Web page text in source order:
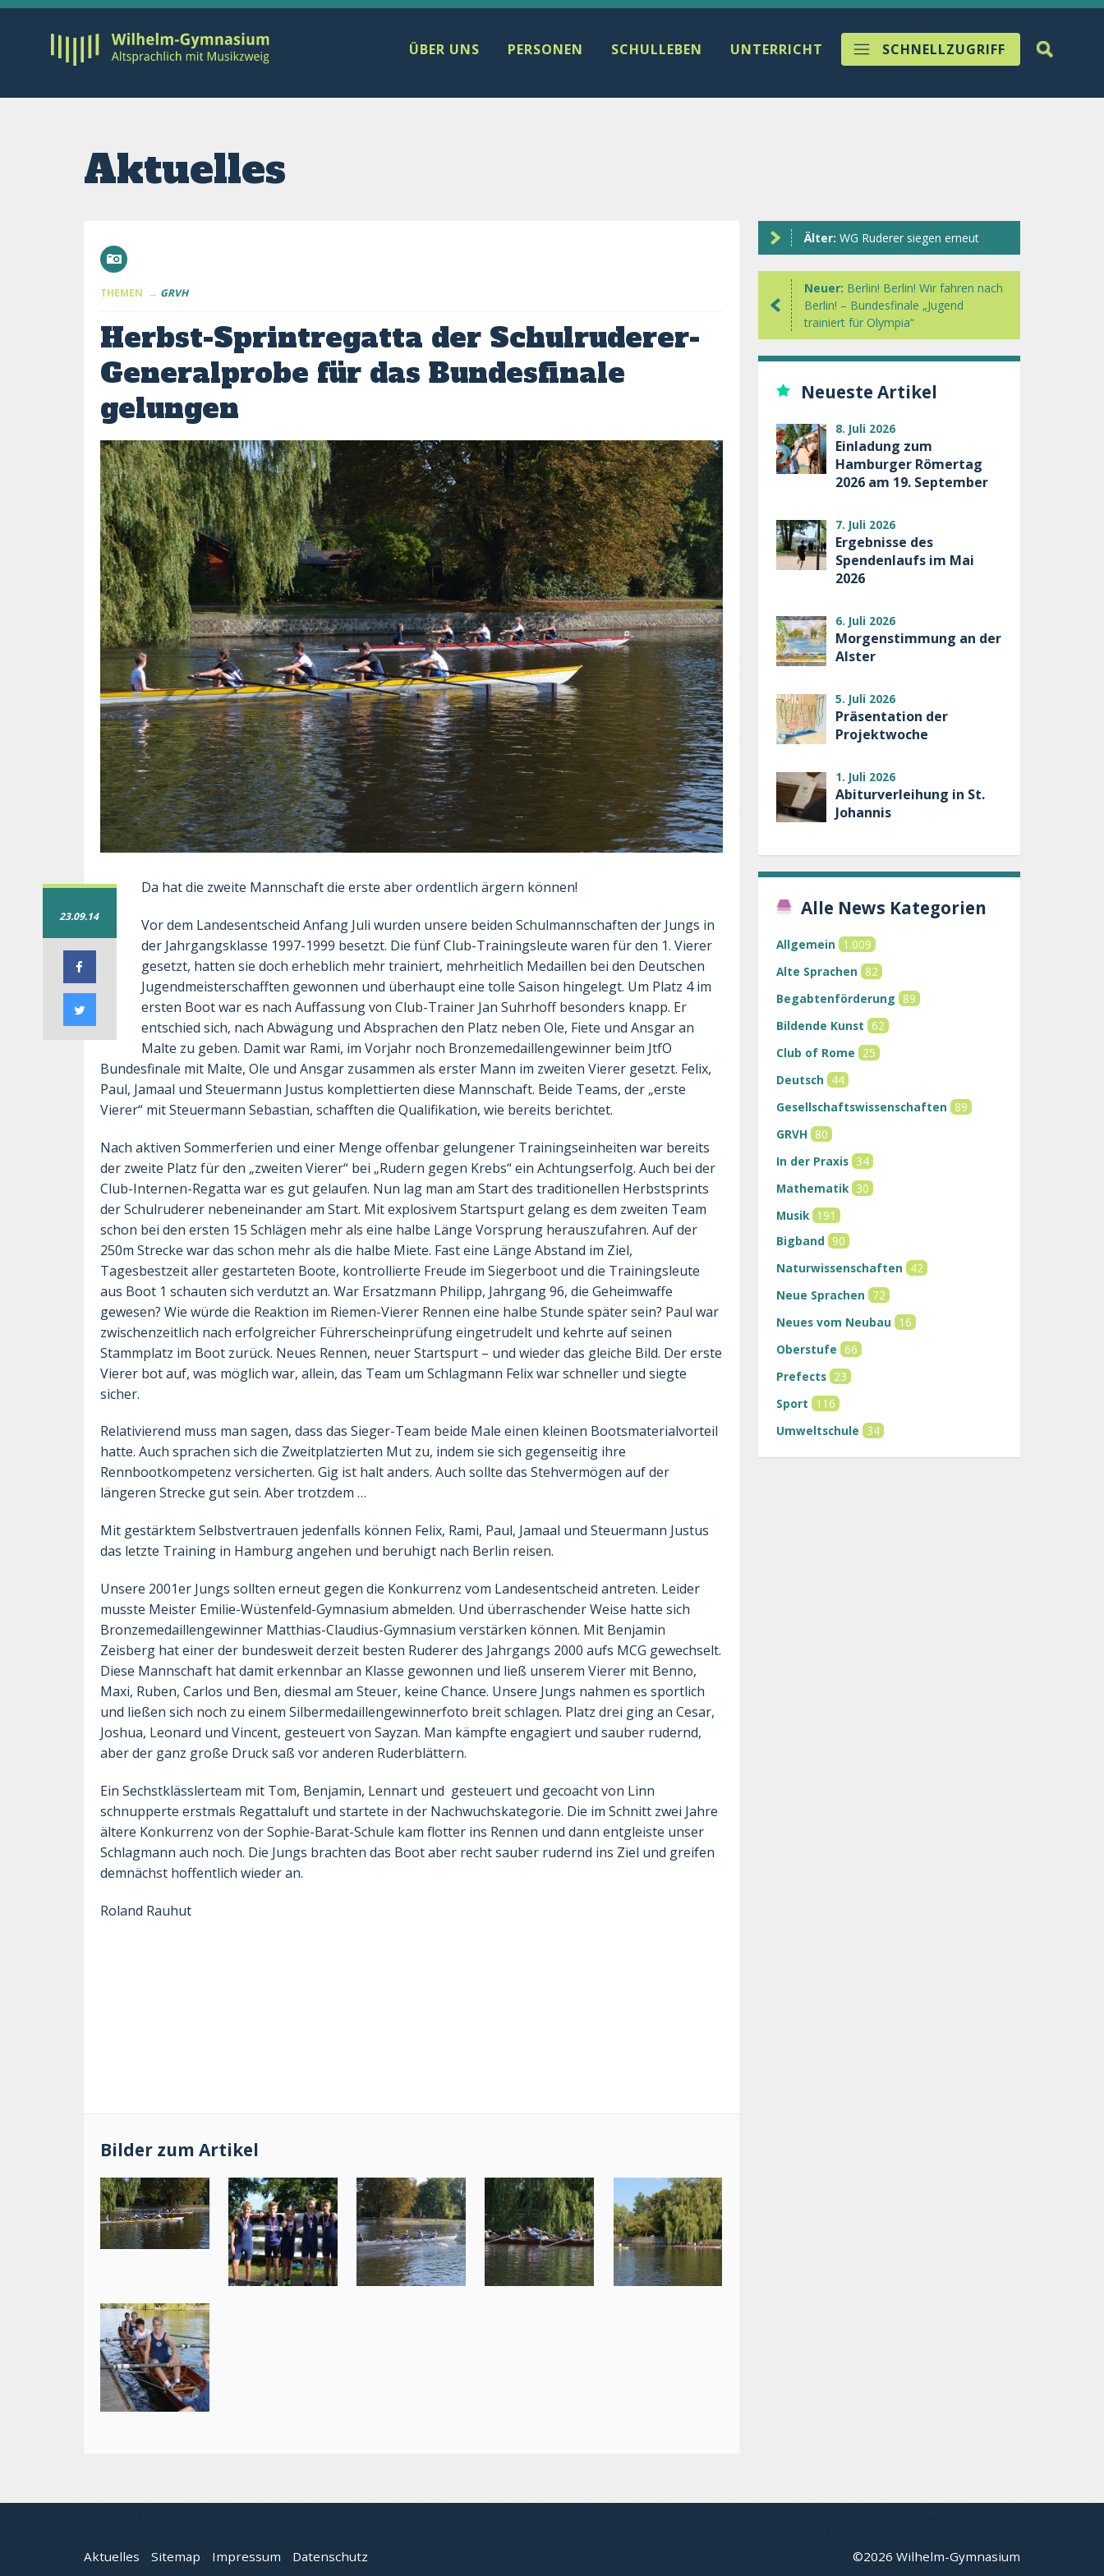
ÜBER UNS PERSONEN SCHULLEBEN UNTERRICHT SCHNELLZUGRIFF
Aktuelles
THEMEN → GRVH
Herbst-Sprintregatta der Schulruderer-
Generalprobe für das Bundesfinale
gelungen
23.09.14
Da hat die zweite Mannschaft die erste aber ordentlich ärgern können!
Vor dem Landesentscheid Anfang Juli wurden unsere beiden Schulmannschaften der Jungs in
der Jahrgangsklasse 1997-1999 besetzt. Die fünf Club-Trainingsleute waren für den 1. Vierer
gesetzt, hatten sie doch erheblich mehr trainiert, mehrheitlich Medaillen bei den Deutschen
Jugendmeisterschafften gewonnen und überhaupt eine tolle Saison hingelegt. Um Platz 4 im
ersten Boot war es nach Auffassung von Club-Trainer Jan Suhrhoff besonders knapp. Er
entschied sich, nach Abwägung und Absprachen den Platz neben Ole, Fiete und Ansgar an
Malte zu geben. Damit war Rami, im Vorjahr noch Bronzemedaillengewinner beim JtfO
Bundesfinale mit Malte, Ole und Ansgar zusammen als erster Mann im zweiten Vierer gesetzt. Felix,
Paul, Jamaal und Steuermann Justus komplettierten diese Mannschaft. Beide Teams, der „erste
Vierer“ mit Steuermann Sebastian, schafften die Qualifikation, wie bereits berichtet.
Nach aktiven Sommerferien und einer Menge offenbar gelungener Trainingseinheiten war bereits
der zweite Platz für den „zweiten Vierer“ bei „Rudern gegen Krebs“ ein Achtungserfolg. Auch bei der
Club-Internen-Regatta war es gut gelaufen. Nun lag man am Start des traditionellen Herbstsprints
der Schulruderer nebeneinander am Start. Mit explosivem Startspurt gelang es dem zweiten Team
schon bei den ersten 15 Schlägen mehr als eine halbe Länge Vorsprung herauszufahren. Auf der
250m Strecke war das schon mehr als die halbe Miete. Fast eine Länge Abstand im Ziel,
Tagesbestzeit aller gestarteten Boote, kontrollierte Freude im Siegerboot und die Trainingsleute
aus Boot 1 schauten sich verdutzt an. War Ersatzmann Philipp, Jahrgang 96, die Geheimwaffe
gewesen? Wie würde die Reaktion im Riemen-Vierer Rennen eine halbe Stunde später sein? Paul war
zwischenzeitlich nach erfolgreicher Führerscheinprüfung eingetrudelt und kehrte auf seinen
Stammplatz im Boot zurück. Neues Rennen, neuer Startspurt – und wieder das gleiche Bild. Der erste
Vierer bot auf, was möglich war, allein, das Team um Schlagmann Felix war schneller und siegte
sicher.
Relativierend muss man sagen, dass das Sieger-Team beide Male einen kleinen Bootsmaterialvorteil
hatte. Auch sprachen sich die Zweitplatzierten Mut zu, indem sie sich gegenseitig ihre
Rennbootkompetenz versicherten. Gig ist halt anders. Auch sollte das Stehvermögen auf der
längeren Strecke gut sein. Aber trotzdem …
Mit gestärktem Selbstvertrauen jedenfalls können Felix, Rami, Paul, Jamaal und Steuermann Justus
das letzte Training in Hamburg angehen und beruhigt nach Berlin reisen.
Unsere 2001er Jungs sollten erneut gegen die Konkurrenz vom Landesentscheid antreten. Leider
musste Meister Emilie-Wüstenfeld-Gymnasium abmelden. Und überraschender Weise hatte sich
Bronzemedaillengewinner Matthias-Claudius-Gymnasium verstärken können. Mit Benjamin
Zeisberg hat einer der bundesweit derzeit besten Ruderer des Jahrgangs 2000 aufs MCG gewechselt.
Diese Mannschaft hat damit erkennbar an Klasse gewonnen und ließ unserem Vierer mit Benno,
Maxi, Ruben, Carlos und Ben, diesmal am Steuer, keine Chance. Unsere Jungs nahmen es sportlich
und ließen sich noch zu einem Silbermedaillengewinnerfoto breit schlagen. Platz drei ging an Cesar,
Joshua, Leonard und Vincent, gesteuert von Sayzan. Man kämpfte engagiert und sauber rudernd,
aber der ganz große Druck saß vor anderen Ruderblättern.
Ein Sechstklässlerteam mit Tom, Benjamin, Lennart und gesteuert und gecoacht von Linn
schnupperte erstmals Regattaluft und startete in der Nachwuchskategorie. Die im Schnitt zwei Jahre
ältere Konkurrenz von der Sophie-Barat-Schule kam flotter ins Rennen und dann entgleiste unser
Schlagmann auch noch. Die Jungs brachten das Boot aber recht sauber rudernd ins Ziel und greifen
demnächst hoffentlich wieder an.
Roland Rauhut
Bilder zum Artikel
Älter: WG Ruderer siegen erneut
Neuer: Berlin! Berlin! Wir fahren nach
Berlin! – Bundesfinale „Jugend
trainiert für Olympia“
Neueste Artikel
8. Juli 2026
Einladung zum
Hamburger Römertag
2026 am 19. September
7. Juli 2026
Ergebnisse des
Spendenlaufs im Mai
2026
6. Juli 2026
Morgenstimmung an der
Alster
5. Juli 2026
Präsentation der
Projektwoche
1. Juli 2026
Abiturverleihung in St.
Johannis
Alle News Kategorien
Allgemein 1.009
Alte Sprachen 82
Begabtenförderung 89
Bildende Kunst 62
Club of Rome 25
Deutsch 44
Gesellschaftswissenschaften 89
GRVH 80
In der Praxis 34
Mathematik 30
Musik 191
Bigband 90
Naturwissenschaften 42
Neue Sprachen 72
Neues vom Neubau 16
Oberstufe 66
Prefects 23
Sport 116
Umweltschule 34
©2026 Wilhelm-Gymnasium
Aktuelles Sitemap Impressum Datenschutz